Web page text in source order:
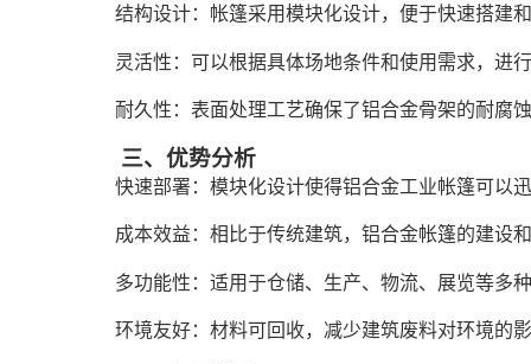
结构设计：帐篷采用模块化设计，便于快速搭建
灵活性：可以根据具体场地条件和使用需求，进
耐久性：表面处理工艺确保了铝合金骨架的耐腐
三、优势分析
快速部署：模块化设计使得铝合金工业帐篷可以
成本效益：相比于传统建筑，铝合金帐篷的建设
多功能性：适用于仓储、生产、物流、展览等多
环境友好：材料可回收，减少建筑废料对环境的